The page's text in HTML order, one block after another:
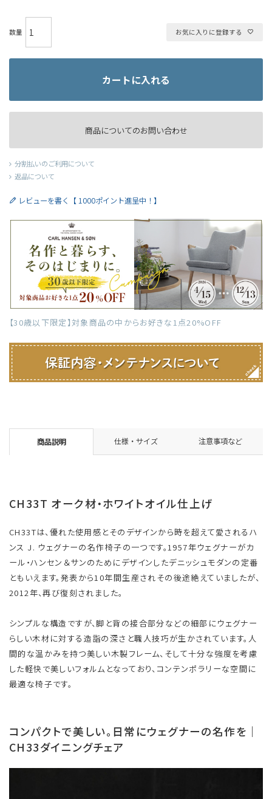
お気に入りに登録する
カートに入れる
商品についてのお問い合わせ
分割払いのご利用について
返品について
レビューを書く【 1000ポイント進呈中！】
【30歳以下限定】対象商品の中からお好きな1点20%OFF
商品説明 仕様・サイズ 注意事項など
CH33T オーク材・ホワイトオイル仕上げ
CH33Tは、優れた使用感とそのデザインから時を超えて愛されるハ
ンス J. ウェグナーの名作椅子の一つです。1957年ウェグナーがカ
ール・ハンセン＆サンのためにデザインしたデニッシュモダンの定番
ともいえます。発表から10年間生産されその後途絶えていましたが、
2012年、再び復刻されました。
シンプルな構造ですが、脚と背の接合部分などの細部にウェグナー
らしい木材に対する造詣の深さと職人技巧が生かされています。人
間的な温かみを持つ美しい木製フレーム、そして十分な強度を考慮
した軽快で美しいフォルムとなっており、コンテンポラリーな空間に
最適な椅子です。
コンパクトで美しい。日常にウェグナーの名作を｜
CH33ダイニングチェア